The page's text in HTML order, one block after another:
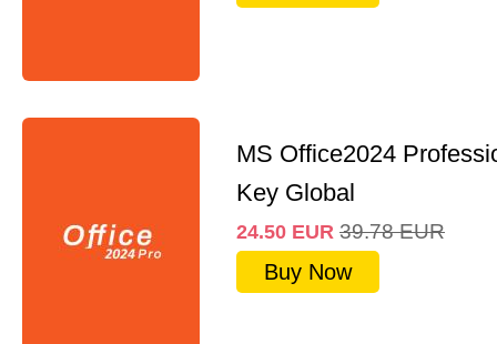
MS Office2024
Key Global
24.50 EUR 39.78 EUR
Buy Now